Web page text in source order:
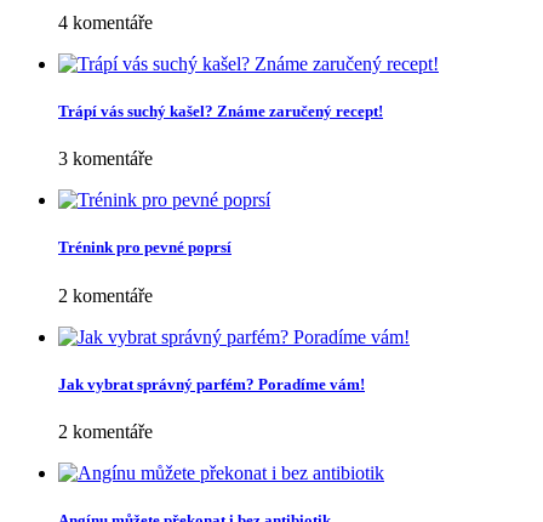
4 komentáře
Trápí vás suchý kašel? Známe zaručený recept!
3 komentáře
Trénink pro pevné poprsí
2 komentáře
Jak vybrat správný parfém? Poradíme vám!
2 komentáře